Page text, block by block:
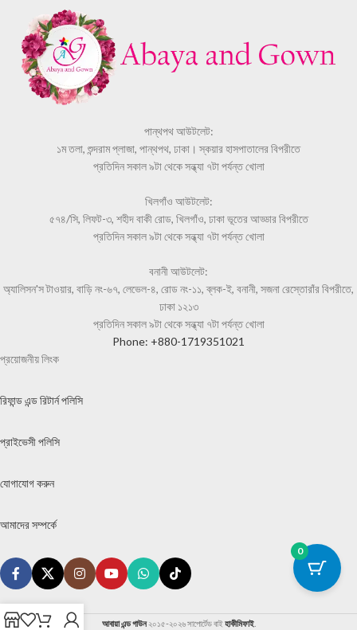
পান্থপথ আউটলেট:
১ম তলা, শুন্দরাম প্লাজা, পান্থপথ, ঢাকা। স্কয়ার হাসপাতালের বিপরীতে
প্রতিদিন সকাল ৯টা থেকে সন্ধ্যা ৭টা পর্যন্ত খোলা
খিলগাঁও আউটলেট:
৫৭৪/সি, লিফট-৩, শহীদ বাকী রোড, খিলগাঁও, ঢাকা ভূতের আড্ডার বিপরীতে
প্রতিদিন সকাল ৯টা থেকে সন্ধ্যা ৭টা পর্যন্ত খোলা
বনানী আউটলেট:
অ্যালিসন'স টাওয়ার, বাড়ি নং-৬৭, লেভেল-৪, রোড নং-১১, ব্লক-ই, বনানী, সজনা রেস্তোরাঁর বিপরীতে,
ঢাকা ১২১৩
প্রতিদিন সকাল ৯টা থেকে সন্ধ্যা ৭টা পর্যন্ত খোলা
Phone: +880-1719351021
প্রয়োজনীয় লিংক
রিফান্ড এন্ড রিটার্ন পলিসি
প্রাইভেসী পলিসি
যোগাযোগ করুন
আমাদের সম্পর্কে
আবায়া এন্ড গাউন২০১৫-২০২৬ সাপোর্টেড বাইহাকীমিফাই.
0